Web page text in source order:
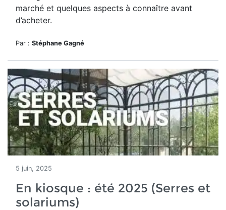
marché et quelques aspects à connaître avant
d’acheter.
Par : Stéphane Gagné
5 juin, 2025
En kiosque : été 2025 (Serres et
solariums)